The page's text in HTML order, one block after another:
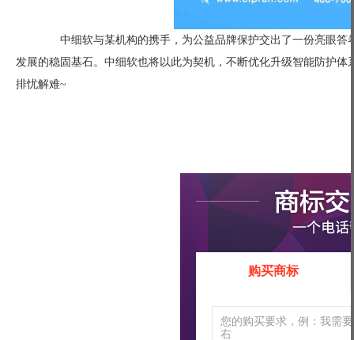
中细软与某机构的携手，为公益品牌保护交出了一份亮眼答
发展的稳固基石。中细软也将以此为契机，不断优化升级智能防护
排忧解难~
购买商标